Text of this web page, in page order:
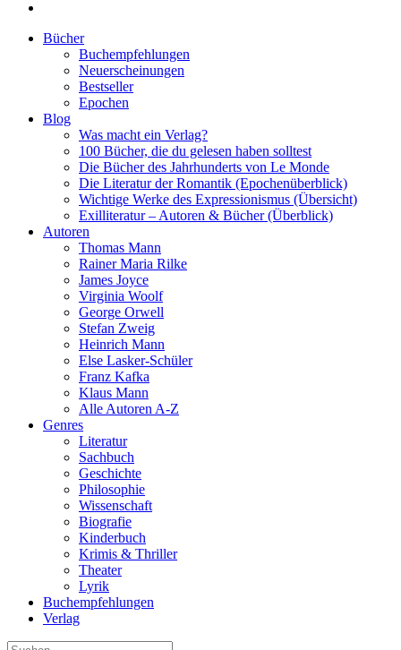
Bücher
Buchempfehlungen
Neuerscheinungen
Bestseller
Epochen
Blog
Was macht ein Verlag?
100 Bücher, die du gelesen haben solltest
Die Bücher des Jahrhunderts von Le Monde
Die Literatur der Romantik (Epochenüberblick)
Wichtige Werke des Expressionismus (Übersicht)
Exilliteratur – Autoren & Bücher (Überblick)
Autoren
Thomas Mann
Rainer Maria Rilke
James Joyce
Virginia Woolf
George Orwell
Stefan Zweig
Heinrich Mann
Else Lasker-Schüler
Franz Kafka
Klaus Mann
Alle Autoren A-Z
Genres
Literatur
Sachbuch
Geschichte
Philosophie
Wissenschaft
Biografie
Kinderbuch
Krimis & Thriller
Theater
Lyrik
Buchempfehlungen
Verlag